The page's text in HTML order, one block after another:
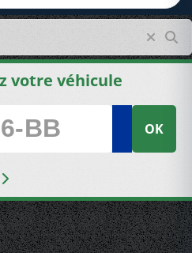
votre véhicule
OK